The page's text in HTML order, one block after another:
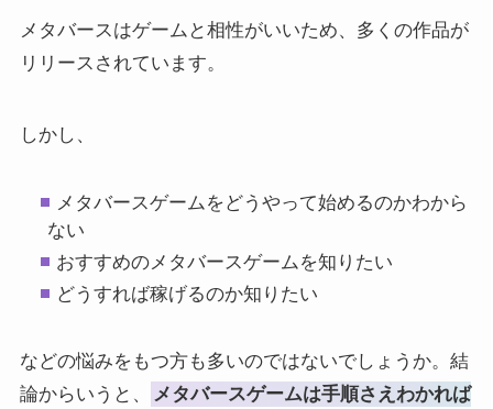
メタバースはゲームと相性がいいため、多くの作品が
リリースされています。
しかし、
メタバースゲームをどうやって始めるのかわから
ない
おすすめのメタバースゲームを知りたい
どうすれば稼げるのか知りたい
などの悩みをもつ方も多いのではないでしょうか。結
論からいうと、
メタバースゲームは手順さえわかれば